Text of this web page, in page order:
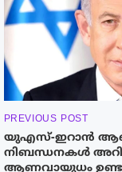
PREVIOUS POST
യുഎസ്-ഇറാൻ
നിബന്ധനകൾ
ആണവായുധം